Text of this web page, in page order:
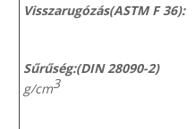
Visszarugózás(ASTM F 36):
Sűrűség:(DIN 28090-2)
g/cm3